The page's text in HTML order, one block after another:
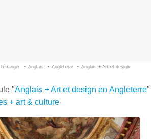
Anglais Angleterre Anglais + Art et design
"Anglais + Art et design en Angleterre
+ art & culture